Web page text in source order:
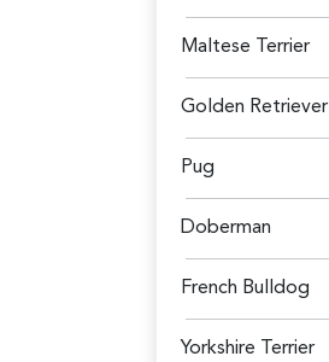
Maltese Terrier
Golden Retriever
Pug
Doberman
French Bulldog
Yorkshire Terrier